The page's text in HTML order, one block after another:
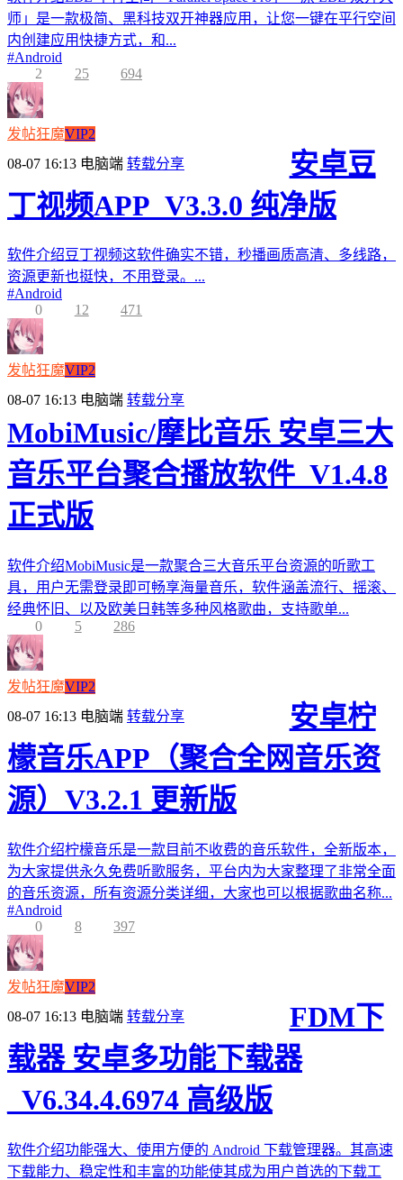
师」是一款极简、黑科技双开神器应用，让您一键在平行空间
内创建应用快捷方式，和...
#Android
2
25 694
发帖狂魔VIP2
08-07 16:13 电脑端 转载分享
安卓豆
丁视频APP_V3.3.0 纯净版
软件介绍豆丁视频这软件确实不错，秒播画质高清、多线路，
资源更新也挺快，不用登录。...
#Android
0
12 471
发帖狂魔VIP2
08-07 16:13 电脑端 转载分享
MobiMusic/摩比音乐 安卓三大
音乐平台聚合播放软件_V1.4.8
正式版
软件介绍MobiMusic是一款聚合三大音乐平台资源的听歌工
具，用户无需登录即可畅享海量音乐，软件涵盖流行、摇滚、
经典怀旧、以及欧美日韩等多种风格歌曲，支持歌单...
0
5 286
发帖狂魔VIP2
08-07 16:13 电脑端 转载分享
安卓柠
檬音乐APP（聚合全网音乐资
源）V3.2.1 更新版
软件介绍柠檬音乐是一款目前不收费的音乐软件，全新版本，
为大家提供永久免费听歌服务，平台内为大家整理了非常全面
的音乐资源，所有资源分类详细，大家也可以根据歌曲名称...
#Android
0
8 397
发帖狂魔VIP2
08-07 16:13 电脑端 转载分享
FDM下
载器 安卓多功能下载器
_V6.34.4.6974 高级版
软件介绍功能强大、使用方便的 Android 下载管理器。其高速
下载能力、稳定性和丰富的功能使其成为用户首选的下载工